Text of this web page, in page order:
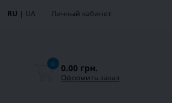
RU | UA Личный кабинет
0 0.00 грн.
Оформить заказ